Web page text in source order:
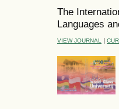
The
Languages
VIEW JOURNAL |